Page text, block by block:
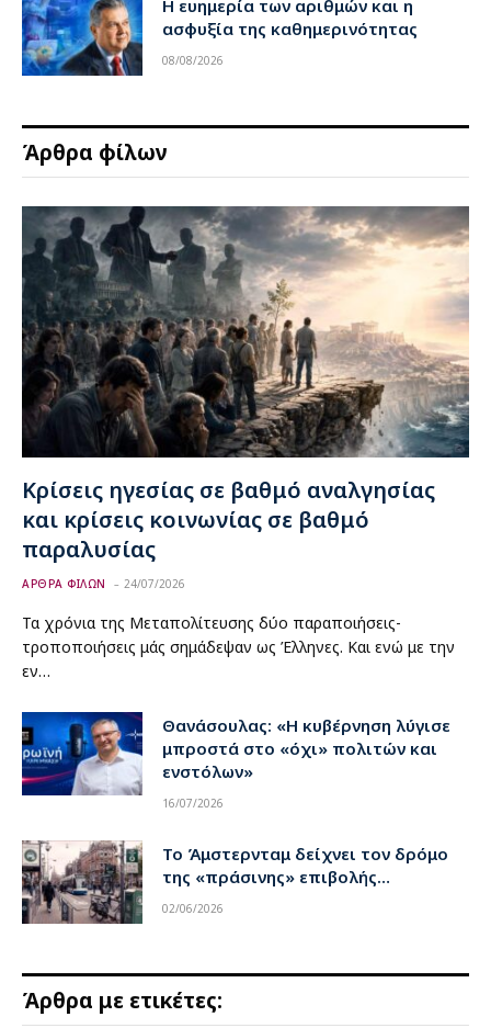
Η ευημερία των αριθμών και η
ασφυξία της καθημερινότητας
08/08/2026
Άρθρα φίλων
Κρίσεις ηγεσίας σε βαθμό αναλγησίας
και κρίσεις κοινωνίας σε βαθμό
παραλυσίας
ΑΡΘΡΑ ΦΙΛΩΝ 24/07/2026
Τα χρόνια της Μεταπολίτευσης δύο παραποιήσεις-
τροποποιήσεις μάς σημάδεψαν ως Έλληνες. Και ενώ με την
εν…
Θανάσουλας: «Η κυβέρνηση λύγισε
μπροστά στο «όχι» πολιτών και
ενστόλων»
16/07/2026
Το Άμστερνταμ δείχνει τον δρόμο
της «πράσινης» επιβολής…
02/06/2026
Άρθρα με ετικέτες: